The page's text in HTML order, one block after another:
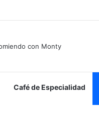
Café de Especialidad